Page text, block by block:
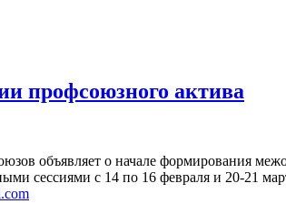
профсоюзного актива
объявляет о начале формирования
сессиями с 14 по 16 февраля и 20-21